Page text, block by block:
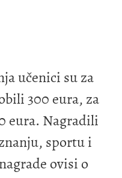
učenici su za
300 eura, za
eura. Nagradili
sportu i
ovisi o